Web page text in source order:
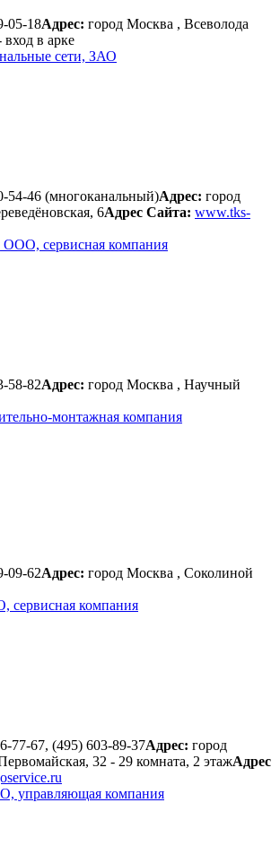
05-18Адрес: город Москва , Всеволода
в арке
сети, ЗАО
54-46 (многоканальный)Адрес: город
6Адрес Сайта: www.tks-
ООО, сервисная компания
58-82Адрес: город Москва , Научный
монтажная компания
09-62Адрес: город Москва , Соколиной
сервисная компания
77-67, (495) 603-89-37Адрес: город
32 - 29 комната, 2 этажАдрес
управляющая компания